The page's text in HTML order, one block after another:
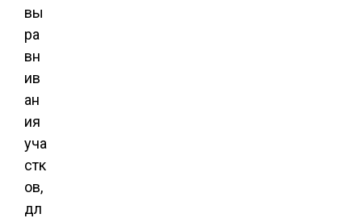
вы
ра
вн
ив
ан
ия
уча
стк
ов,
дл